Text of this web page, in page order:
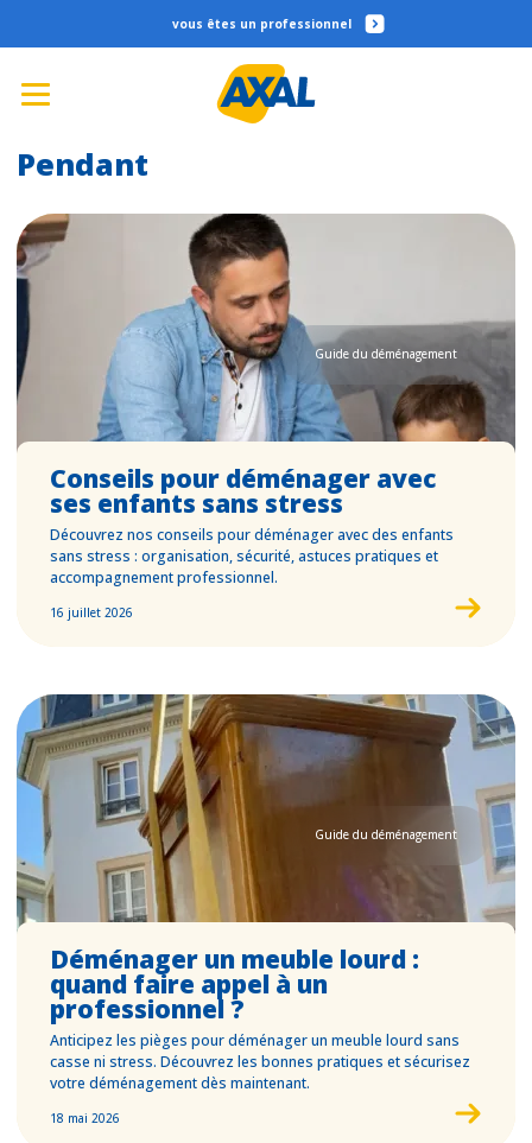
professionnel
Pendant
Guide du déménagement
Conseils pour déménager avec
ses enfants sans stress
Découvrez nos conseils pour déménager avec des enfants
sans stress : organisation, sécurité, astuces pratiques et
accompagnement professionnel.
16 juillet 2026
Guide du déménagement
Déménager un meuble lourd :
quand faire appel à un
professionnel ?
Anticipez les pièges pour déménager un meuble lourd sans
casse ni stress. Découvrez les bonnes pratiques et sécurisez
votre déménagement dès maintenant.
18 mai 2026